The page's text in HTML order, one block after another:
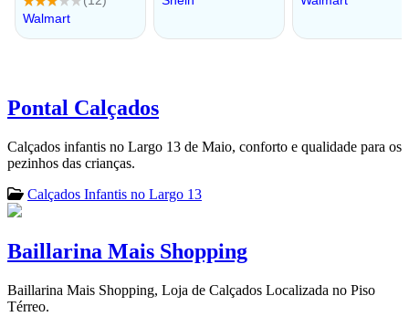
Pontal Calçados
Calçados infantis no Largo 13 de Maio, conforto e qualidade para os
pezinhos das crianças.
Calçados Infantis no Largo 13
Baillarina Mais Shopping
Baillarina Mais Shopping, Loja de Calçados Localizada no Piso
Térreo.